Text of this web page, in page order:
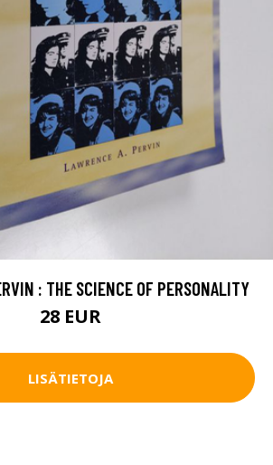
: THE SCIENCE OF PERSONALITY
28 EUR
LISÄTIETOJA